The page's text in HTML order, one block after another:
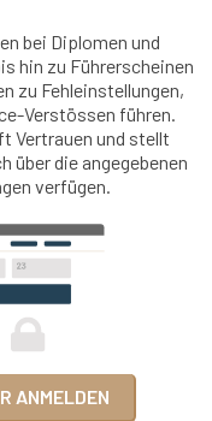
bei Diplomen und
hin zu Führerscheinen
zu Fehleinstellungen,
Verstössen führen.
Vertrauen und stellt
über die angegebenen
verfügen.
ANMELDEN